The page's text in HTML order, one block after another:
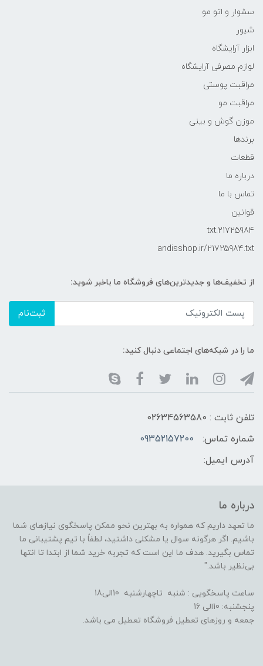
سشوار و اتو مو
شیور
ابزار آرایشگاه
لوازم مصرفی آرایشگاه
مراقبت پوستی
مراقبت مو
موزن گوش و بینی
برندها
قطعات
درباره ما
تماس با ما
قوانین
21725984.txt
andisshop.ir/21725984.txt
از تخفیف‌ها و جدیدترین‌های فروشگاه ما باخبر شوید:
ثبت‌نام
ما را در شبکه‌های اجتماعی دنبال کنید:
تلفن ثابت : 02634563580
شماره تماس:
09352157200
آدرس ایمیل:
درباره ما
ما تعهد داریم که همواره به بهترین نحو ممکن پاسخگوی نیازهای شما
باشیم. اگر هرگونه سوال یا مشکلی داشتید، لطفاً با تیم پشتیبانی ما
تماس بگیرید. هدف ما این است که تجربه خرید شما از ابتدا تا انتها
بی‌نظیر باشد."
ساعت پاسخگویی : شنبه تاچهارشنبه 10الی18
پنجشنبه: 10الی 16
جمعه و روزهای تعطیل فروشگاه تعطیل می باشد.